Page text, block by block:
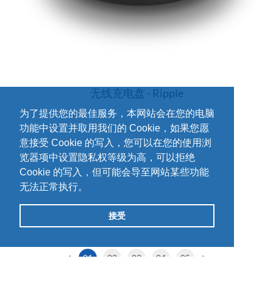
为了提供您的最佳服务，本网站会在您的电脑
功能中设置并取用我们的 Cookie，如果您愿
意接受 Cookie 的写入，您可以在您的使用浏
览器项中设置隐私权等级为高，可以拒绝
Cookie 的写入，但可能会导至网站某些功能
无法正常执行。
接受
无线充电盘 - Ripple
01 02 03 04 05